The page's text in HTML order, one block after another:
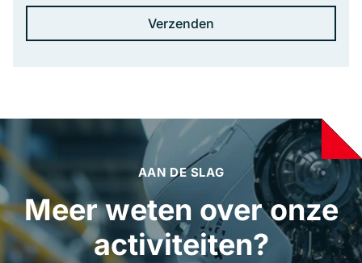
AAN DE SLAG
Meer weten over onze
activiteiten?